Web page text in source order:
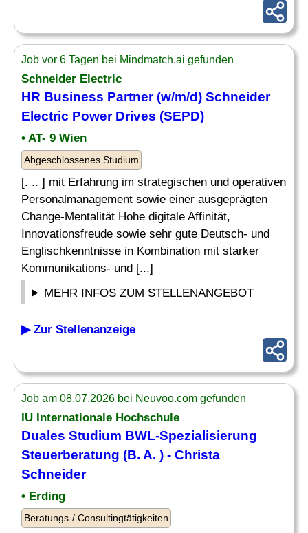
Job vor 6 Tagen bei Mindmatch.ai gefunden
Schneider Electric
HR Business Partner (w/m/d) Schneider
Electric Power Drives (SEPD)
• AT- 9 Wien
Abgeschlossenes Studium
[. .. ] mit Erfahrung im strategischen und operativen
Personalmanagement sowie einer ausgeprägten
Change-Mentalität Hohe digitale Affinität,
Innovationsfreude sowie sehr gute Deutsch- und
Englischkenntnisse in Kombination mit starker
Kommunikations- und [...]
MEHR INFOS ZUM STELLENANGEBOT
▶ Zur Stellenanzeige
Job am 08.07.2026 bei Neuvoo.com gefunden
IU Internationale Hochschule
Duales Studium BWL-Spezialisierung
Steuerberatung (B. A. ) - Christa
Schneider
• Erding
Beratungs-/ Consultingtätigkeiten